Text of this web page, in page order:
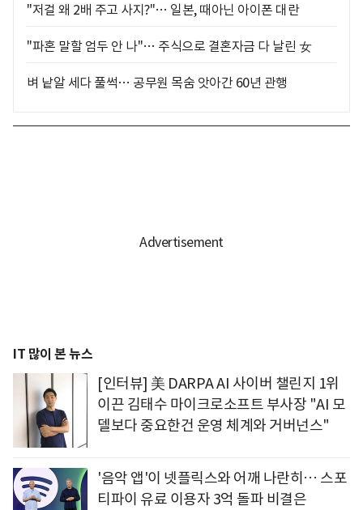
"저걸 왜 2배 주고 사지?"… 일본, 때아닌 아이폰 대란
"파혼 말할 엄두 안 나"… 주식으로 결혼자금 다 날린 女
벼 낱알 세다 풀썩… 공무원 목숨 앗아간 60년 관행
IT 많이 본 뉴스
[인터뷰] 美 DARPA AI 사이버 챌린지 1위
이끈 김태수 마이크로소프트 부사장 "AI 모
델보다 중요한건 운영 체계와 거버넌스"
'음악 앱'이 넷플릭스와 어깨 나란히… 스포
티파이 유료 이용자 3억 돌파 비결은